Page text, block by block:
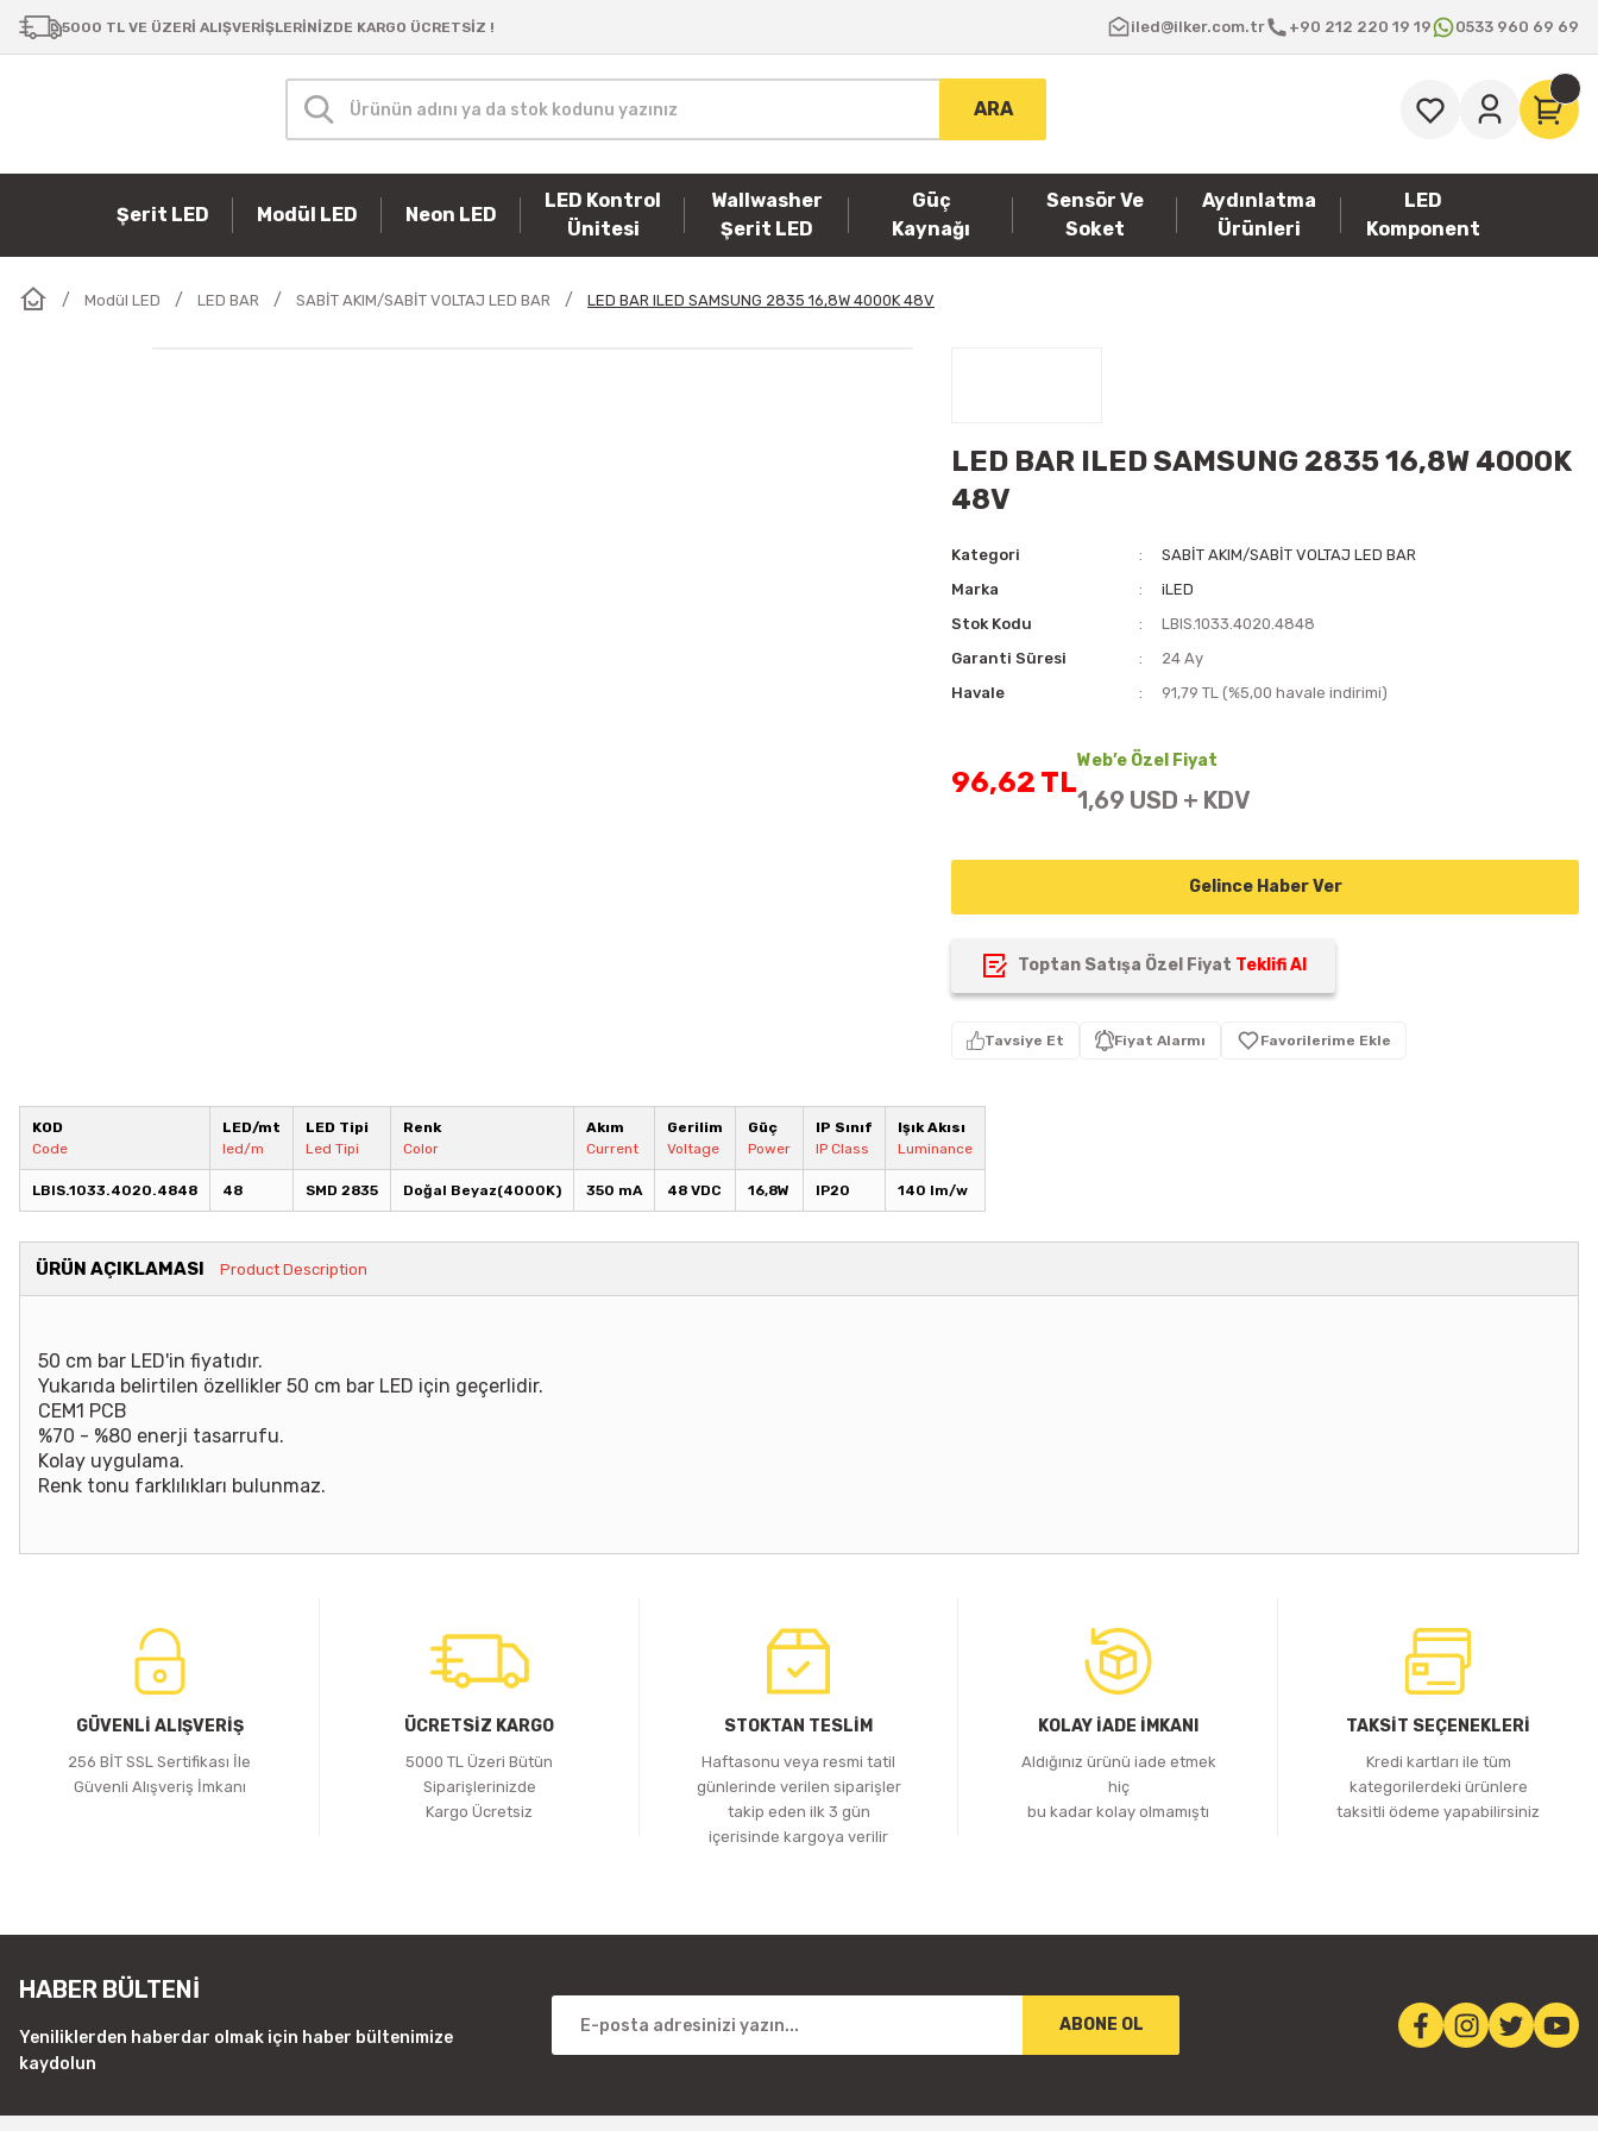
5000 TL VE ÜZERİ ALIŞVERİŞLERİNİZDE KARGO ÜCRETSİZ ! iled@ilker.com.tr +90 212 220 19 19 0533 960 69 69
ARA
Şerit LED Modül LED Neon LED
LED Kontrol
Ünitesi
Wallwasher
Şerit LED
Güç
Kaynağı
Sensör Ve
Soket
Aydınlatma
Ürünleri
LED
Komponent
Modül LED LED BAR SABİT AKIM/SABİT VOLTAJ LED BAR LED BAR ILED SAMSUNG 2835 16,8W 4000K 48V
LED BAR ILED SAMSUNG 2835 16,8W 4000K
48V
Kategori
SABİT AKIM/SABİT VOLTAJ LED BAR
Marka
iLED
Stok Kodu
LBIS.1033.4020.4848
Garanti Süresi
24 Ay
Havale
91,79 TL (%5,00 havale indirimi)
96,62 TL
Web’e Özel Fiyat
1,69 USD + KDV
Gelince Haber Ver
Toptan Satışa Özel Fiyat Teklifi Al
Tavsiye Et Fiyat Alarmı
KOD
Code
LED/mt
led/m
LED Tipi
Led Tipi
Renk
Color
Akım
Current
Gerilim
Voltage
Güç
Power
IP Sınıf
IP Class
Işık Akısı
Luminance
LBIS.1033.4020.4848 48 SMD 2835 Doğal Beyaz(4000K) 350 mA 48 VDC 16,8W IP20 140 lm/w
ÜRÜN AÇIKLAMASI Product Description
50 cm bar LED'in fiyatıdır.
Yukarıda belirtilen özellikler 50 cm bar LED için geçerlidir.
CEM1 PCB
%70 - %80 enerji tasarrufu.
Kolay uygulama.
Renk tonu farklılıkları bulunmaz.
GÜVENLİ ALIŞVERİŞ
256 BİT SSL Sertifikası İle
Güvenli Alışveriş İmkanı
ÜCRETSİZ KARGO
5000 TL Üzeri Bütün
Siparişlerinizde
Kargo Ücretsiz
STOKTAN TESLİM
Haftasonu veya resmi tatil
günlerinde verilen siparişler
takip eden ilk 3 gün
içerisinde kargoya verilir
KOLAY İADE İMKANI
Aldığınız ürünü iade etmek
hiç
bu kadar kolay olmamıştı
TAKSİT SEÇENEKLERİ
Kredi kartları ile tüm
kategorilerdeki ürünlere
taksitli ödeme yapabilirsiniz
HABER BÜLTENİ
Yeniliklerden haberdar olmak için haber bültenimize
kaydolun
ABONE OL